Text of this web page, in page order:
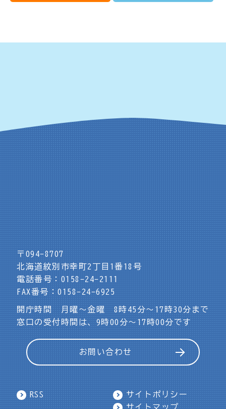
〒094-8707
北海道紋別市幸町2丁目1番18号
電話番号：0158-24-2111
FAX番号：0158-24-6925
開庁時間 月曜～金曜 8時45分～17時30分まで
窓口の受付時間は、9時00分～17時00分です
お問い合わせ
RSS
サイトポリシー
サイトマップ